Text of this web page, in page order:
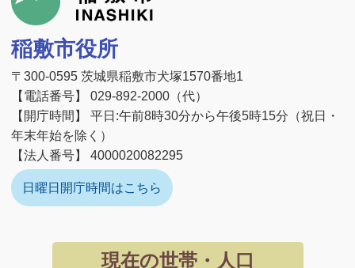
稲敷市役所
〒300-0595 茨城県稲敷市犬塚1570番地1
【電話番号】 029-892-2000（代）
【開庁時間】 平日:午前8時30分から午後5時15分（祝日・
年末年始を除く）
【法人番号】 4000020082295
日曜日開庁時間はこちら